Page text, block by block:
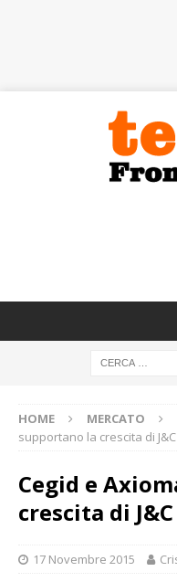
HOME MERCATO
supportano la crescita di J&C
Cegid e
crescita di J&C
17 Novembre 2015